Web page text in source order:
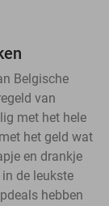
Belgische
van
met het hele
het geld wat
en drankje
de leukste
hebben